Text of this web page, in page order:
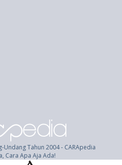
Undang Tahun 2004 - CARApedia
Cara Apa Aja Ada!